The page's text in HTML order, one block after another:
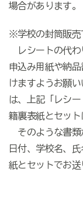
場合があります。
※学校の封筒販売
レシートの代わ
申込み用紙や納品
けますようお願
は、上記「レシ
籍裏表紙とセット
そのような書類
日付、学校名、
紙とセットでお送